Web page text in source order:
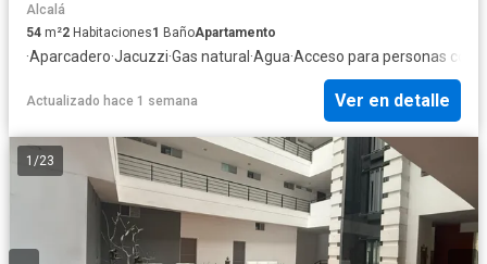
Alcalá
54 m²2 Habitaciones1 BañoApartamento
·Aparcadero·Jacuzzi·Gas natural ·Agua·Acceso para personas con
Actualizado hace 1 semana Ver en detalle
1 /23